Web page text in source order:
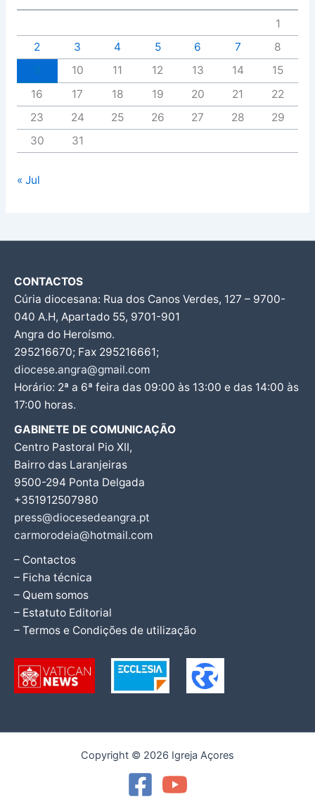
1
2
3 4 5 6 7
8
10 11 12 13 14
15
16
17 18 19 20 21
22
23
24 25 26 27 28
29
30
31
« Jul
CONTACTOS
Cúria diocesana: Rua dos Canos Verdes, 127 – 9700-
040 A.H, Apartado 55, 9701-901
Angra do Heroísmo.
295216670; Fax 295216661;
diocese.angra@gmail.com
Horário: 2ª a 6ª feira das 09:00 às 13:00 e das 14:00 às
17:00 horas.
GABINETE DE COMUNICAÇÃO
Centro Pastoral Pio XII,
Bairro das Laranjeiras
9500-294 Ponta Delgada
+351912507980
press@diocesedeangra.pt
carmorodeia@hotmail.com
– Contactos
– Ficha técnica
– Quem somos
– Estatuto Editorial
– Termos e Condições de utilização
Copyright © 2026 Igreja Açores